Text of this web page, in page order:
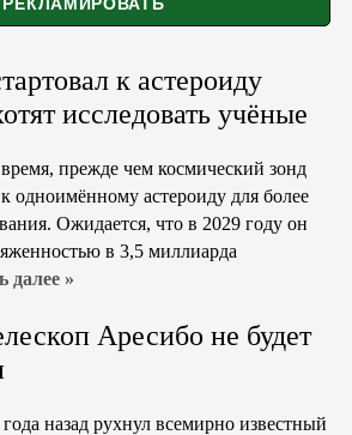
к астероиду
исследовать учёные
прежде чем космический зонд
одноимённому астероиду для более
Ожидается, что в 2029 году он
в 3,5 миллиарда
далее »
Аресибо не будет
назад рухнул всемирно известный